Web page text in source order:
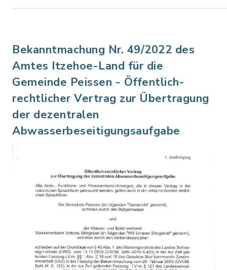
Bekanntmachung Nr. 49/2022 des
Amtes Itzehoe-Land für die
Gemeinde Peissen - Öffentlich-
rechtlicher Vertrag zur Übertragung
der dezentralen
Abwasserbeseitigungsaufgabe